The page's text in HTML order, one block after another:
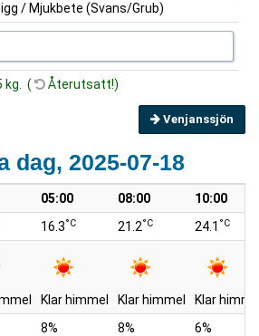
/ Mjukbete (Svans/Grub)
kg. ( Återutsatt!)
Venjanssjön
dag, 2025-07-18
05:00 08:00
10:00
16.3°C 21.2°C 24.1 °C
Klar himmel Klar himmel
Klar
8% 8%
6%